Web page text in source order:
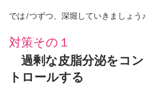
では1つずつ、深堀していきましょう♪
対策その１
過剰な皮脂分泌をコン
トロールする